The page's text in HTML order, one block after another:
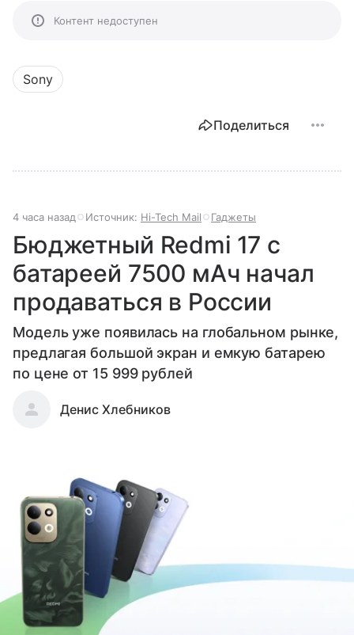
Контент недоступен
Sony
Поделиться
4 часа назад Источник: Hi-Tech Mail Гаджеты
Бюджетный Redmi 17 с
батареей 7500 мАч начал
продаваться в России
Модель уже появилась на глобальном рынке,
предлагая большой экран и емкую батарею
по цене от 15 999 рублей
Денис Хлебников